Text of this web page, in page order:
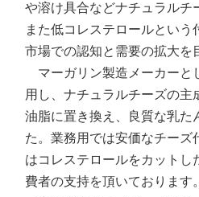
や溶け具合などナチュラルチ
また低コレステロールという
市場での認知と需要の拡大を
マーガリン製造メーカーと
用し、ナチュラルチーズの主
油脂に置き換え、良質な乳た
た。業務用では安価なチーズ
はコレステロールをカットし
費者の支持を頂いております。